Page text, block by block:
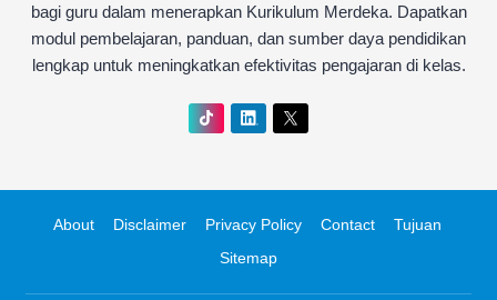
bagi guru dalam menerapkan Kurikulum Merdeka. Dapatkan
modul pembelajaran, panduan, dan sumber daya pendidikan
lengkap untuk meningkatkan efektivitas pengajaran di kelas.
About Disclaimer Privacy Policy Contact
Tujuan
Sitemap